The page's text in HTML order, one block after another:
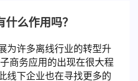
么作用吗？
为许多离线行业的转型升
商务应用的出现在很大程
线下企业也在寻找更多的